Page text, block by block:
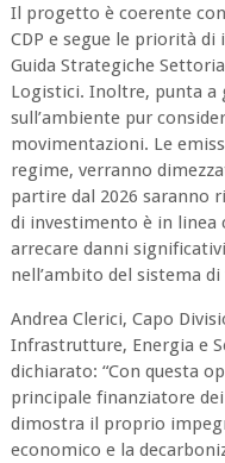
Il progetto è coerente
CDP e segue le priorità
Guida Strategiche
Logistici. Inoltre, punta
sull’ambiente pur
movimentazioni. Le
regime, verranno
partire dal 2026 saranno
di investimento è in linea
arrecare danni
nell’ambito del sistema
Andrea Clerici, Capo
Infrastrutture, Energia e
dichiarato: “Con questa
principale finanziatore
dimostra il proprio
economico e la